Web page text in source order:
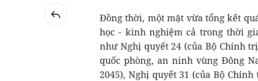
Đồng thời, một mặt vừa tổng kết
học - kinh nghiệm cả trong thời
như Nghị quyết 24 (của Bộ Chính
quốc phòng, an ninh vùng Đông
2045), Nghị quyết 31 (của Bộ